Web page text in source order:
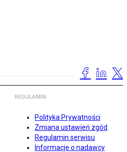
REGULAMIN
Polityka Prywatności
Zmiana ustawień zgód
Regulamin serwisu
Informacje o nadawcy